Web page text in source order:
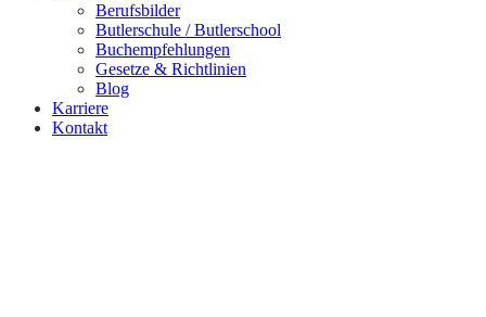
Berufsbilder
Butlerschule / Butlerschool
Buchempfehlungen
Gesetze & Richtlinien
Blog
Karriere
Kontakt